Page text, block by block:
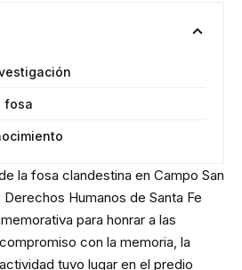
fosa
la fosa clandestina en Campo San
Humanos de Santa Fe
para honrar a las
con la memoria, la
tuvo lugar en el predio